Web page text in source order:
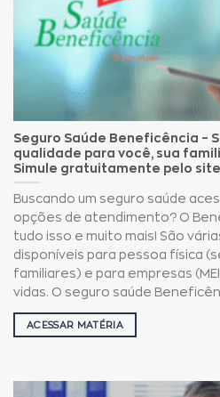
Seguro Saúde Beneficência –
qualidade para você, sua
Simule gratuitamente pelo site
Buscando um seguro saúde
opções de atendimento? O
tudo isso e muito mais! São
disponíveis para pessoa física
familiares) e para empresas
vidas. O seguro saúde
ACESSAR MATÉRIA